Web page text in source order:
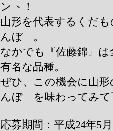
ント！
山形を代表するくだ
んぼ」。
なかでも『佐藤錦』は
有名な品種。
ぜひ、この機会に山
んぼ」を味わってみ
応募期間：平成24年5